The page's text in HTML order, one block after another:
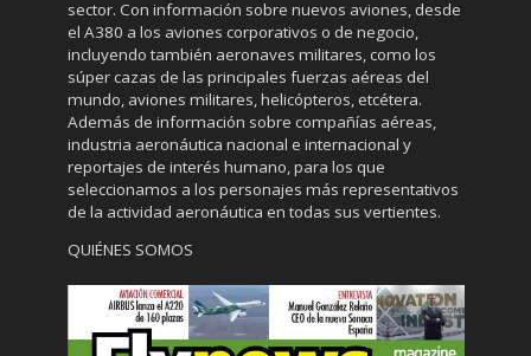
sector. Con información sobre nuevos aviones, desde
el A380 a los aviones corporativos o de negocio,
incluyendo también aeronaves militares, como los
súper cazas de las principales fuerzas aéreas del
mundo, aviones militares, helicópteros, etcétera.
Además de información sobre compañías aéreas,
industria aeronáutica nacional e internacional y
reportajes de interés humano, para los que
seleccionamos a los personajes más representativos
de la actividad aeronáutica en todas sus vertientes.
QUIÉNES SOMOS